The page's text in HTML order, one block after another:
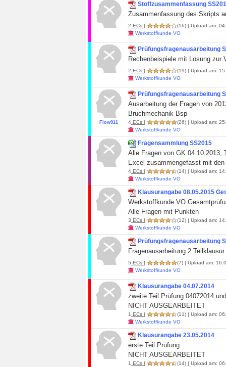
Stoffzusammenfassung
Zusammenfassung des Skripts
2 ECs | (16) | Upload am:
Werkstoffkunde VO
Prüfungsfragenausarbeitung
Rechenbeispiele mit Lösung zur
2 ECs | (19) | Upload am:
Werkstoffkunde VO
Flow911
Prüfungsfragenausarbeitung
Ausarbeitung der Fragen von
Bruchmechanik Bsp
4 ECs | (26) | Upload am:
Werkstoffkunde VO
Fragensammlung SS2015
Alle Fragen von GK 04.10.2013,
Excel zusammengefasst mit
4 ECs | (14) | Upload am:
Werkstoffkunde VO
Klausurangabe 08.05.2015
Werkstoffkunde VO
Alle Fragen mit Punkten
3 ECs | (12) | Upload am:
Werkstoffkunde VO
Prüfungsfragenausarbeitung
Fragenausarbeitung 2.Teilklausur
5 ECs | (7) | Upload am:
Werkstoffkunde VO
Klausurangabe 04.07.2014
zweite Teil Prüfung 04072014
NICHT AUSGEARBEITET
1 ECs | (11) | Upload am:
Werkstoffkunde VO
Klausurangabe 23.05.2014
erste Teil Prüfung
NICHT AUSGEARBEITET
1 ECs | (14) | Upload am: